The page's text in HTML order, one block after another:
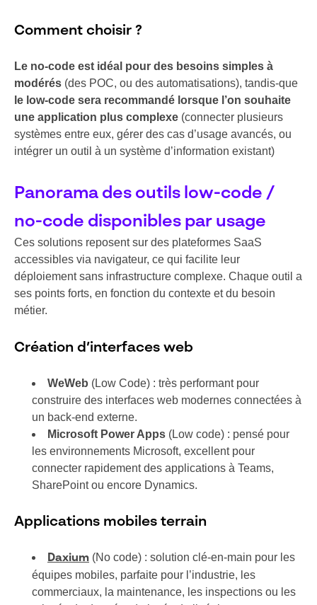
Comment choisir ?
Le no-code est idéal pour des besoins simples à
modérés (des POC, ou des automatisations), tandis-que
le low-code sera recommandé lorsque l’on souhaite
une application plus complexe (connecter plusieurs
systèmes entre eux, gérer des cas d’usage avancés, ou
intégrer un outil à un système d’information existant)
Panorama des outils low-code /
no-code disponibles par usage
Ces solutions reposent sur des plateformes SaaS
accessibles via navigateur, ce qui facilite leur
déploiement sans infrastructure complexe. Chaque outil a
ses points forts, en fonction du contexte et du besoin
métier.
Création d’interfaces web
WeWeb (Low Code) : très performant pour
construire des interfaces web modernes connectées à
un back-end externe.
Microsoft Power Apps (Low code) : pensé pour
les environnements Microsoft, excellent pour
connecter rapidement des applications à Teams,
SharePoint ou encore Dynamics.
Applications mobiles terrain
Daxium (No code) : solution clé-en-main pour les
équipes mobiles, parfaite pour l’industrie, les
commerciaux, la maintenance, les inspections ou les